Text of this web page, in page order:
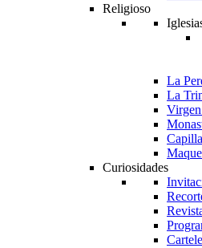
Religioso
La
La
Curiosidades